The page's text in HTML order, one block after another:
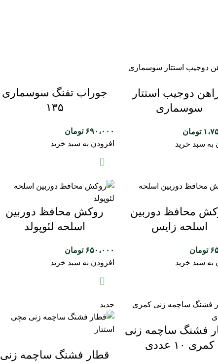
دوجیب استتار
سوسماری
تومان
به سبد خرید
جوراب تفنگ سوسماری
۱۳۵
۶۹۰،۰۰۰ تومان
افزودن به سبد خرید
محافظ دوربین
اسلحه زایس
تومان
به سبد خرید
روکش محافظ دوربین
اسلحه لئوپولد
۶۵۰،۰۰۰ تومان
افزودن به سبد خرید
فشنگ ساچمه زنی
کمری ۱۰ عددی
جدید
قطار فشنگ ساچمه زنی